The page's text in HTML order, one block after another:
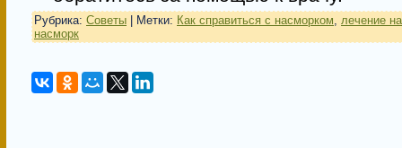
Рубрика: Советы | Метки: Как справиться с насморком
лечение
насморк